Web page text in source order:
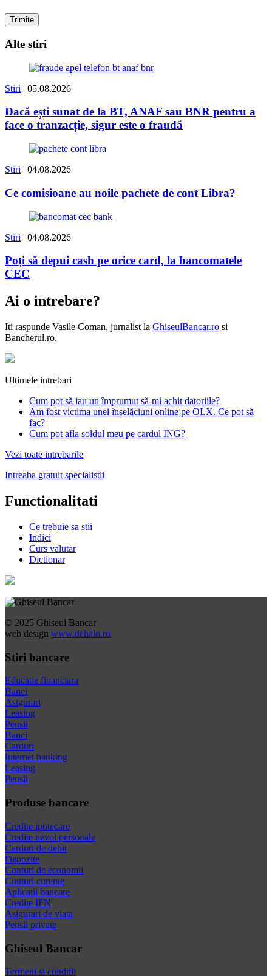
Alte stiri
Stiri | 05.08.2026
Dacă ești sunat de la BT, ANAF sau BNR pentru a
face o tranzacție, sigur este o fraudă
Stiri | 04.08.2026
Ce comisioane au noile pachete de cont Libra?
Stiri | 04.08.2026
Poți să depui cash pe orice card, la bancomatele
CEC
Ai o intrebare?
Iti raspunde Vasile Coman, jurnalist la GhiseulBancar.ro si
Bancherul.ro.
Ultimele intrebari
Cum pot să iau un împrumut să-mi achit datoriile?
Am fost victima unei înșelăciuni online pe OLX. Ce pot să
fac?
Cum pot afla soldul meu pe cardul ING?
Vezi toate intrebarile
Intreaba gratuit specialistii
Functionalitati
Ce trebuie sa stii
Indici
Curs valutar
Dictionar
© 2025 Ghiseul Bancar
web design www.dehalo.ro
Stiri bancare
Educatie financiara
Banci
Asigurari
Leasing
Pensii
Banci
Carduri
Internet banking
Leasing
Pensii
Produse bancare
Credite ipotecare
Credite nevoi personale
Carduri de debit
Depozite
Conturi de economii
Conturi curente
Aplicatii bancare
Credite IFN
Asigurari de viata
Pensii private
Ghiseul Bancar
Termeni si conditii